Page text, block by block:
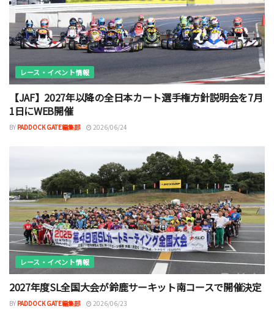
レース・イベント情報
【JAF】2027年以降の全日本カート選手権方針説明会を7月
1日にWEB開催
BY PADDOCK GATE編集部 2026/06/24
レース・イベント情報
2027年度SL全国大会が鈴鹿サーキット南コースで開催決定
BY PADDOCK GATE編集部 2026/06/23